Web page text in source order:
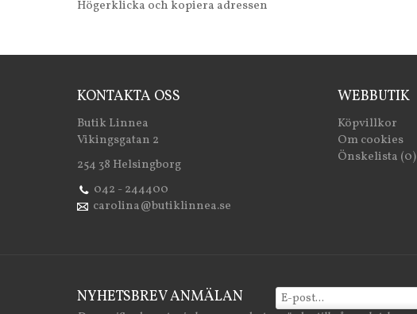
Högerklicka och kopiera adressen
KONTAKTA OSS
Butik Linnea
Vikingsgatan 2
254 38 Helsingborg
042 - 244400
carolina@butiklinnea.se
WEBBUTIK
Köpvillkor
Om cookies
Önskelista (0)
NYHETSBREV ANMÄLAN